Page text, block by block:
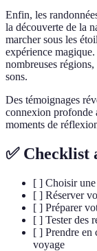
Enfin, les
la découverte de la
marcher sous les
expérience
nombreuses
sons.
Des témoignages
connexion profonde
moments de
✅ Checklist
[ ] Choisir
[ ] Réserver
[ ] Préparer
[ ] Tester des
[ ] Prendre en
voyage